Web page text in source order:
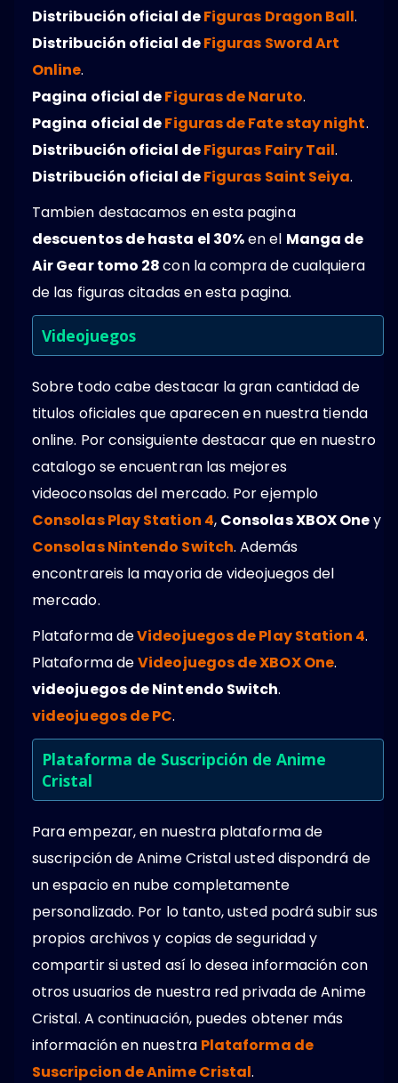
Distribución oficial deFiguras Dragon Ball.
Distribución oficial deFiguras Sword Art
Online.
Pagina oficial deFiguras de Naruto.
Pagina oficial deFiguras de Fate stay night.
Distribución oficial deFiguras Fairy Tail.
Distribución oficial deFiguras Saint Seiya.
Tambien destacamos en esta pagina
descuentos de hasta el 30%en el Manga de
Air Gear tomo 28con la compra de cualquiera
de las figuras citadas en esta pagina.
Videojuegos
Sobre todo cabe destacar la gran cantidad de
titulos oficiales que aparecen en nuestra tienda
online. Por consiguiente destacar que en nuestro
catalogo se encuentran las mejores
videoconsolas del mercado. Por ejemplo
Consolas Play Station 4, Consolas XBOX Oney
Consolas Nintendo Switch. Además
encontrareis la mayoria de videojuegos del
mercado.
Plataforma deVideojuegos de Play Station 4.
Plataforma deVideojuegos de XBOX One.
videojuegos de Nintendo Switch.
videojuegos de PC.
Plataforma de Suscripción de Anime
Cristal
Para empezar, en nuestra plataforma de
suscripción de Anime Cristal usted dispondrá de
un espacio en nube completamente
personalizado. Por lo tanto, usted podrá subir sus
propios archivos y copias de seguridad y
compartir si usted así lo desea información con
otros usuarios de nuestra red privada de Anime
Cristal. A continuación, puedes obtener más
información en nuestra Plataforma de
Suscripcion de Anime Cristal.